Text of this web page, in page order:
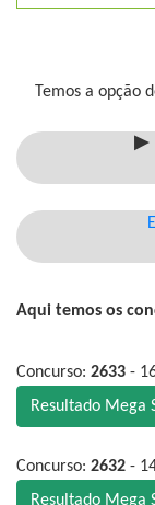
Temos a
Aqui temos os
Concurso: 2633 -
Resultado Mega
Concurso: 2632 -
Resultado Mega